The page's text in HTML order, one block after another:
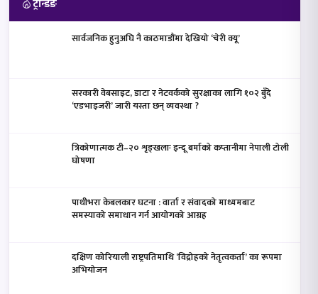
ट्रेन्डिङ
सार्वजनिक हुनुअघि नै काठमाडौंमा देखियो ‘चेरी क्यू’
सरकारी वेबसाइट, डाटा र नेटवर्कको सुरक्षाका लागि १०२ बुँदे
‘एडभाइजरी’ जारी यस्ता छन् व्यवस्था ?
त्रिकोणात्मक टी–२० शृङ्खलाः इन्दू बर्माको कप्तानीमा नेपाली टोली
घोषणा
पाथीभरा केबलकार घटना : वार्ता र संवादको माध्यमबाट
समस्याको समाधान गर्न आयोगको आग्रह
दक्षिण कोरियाली राष्ट्रपतिमाथि ‘विद्रोहको नेतृत्वकर्ता’ का रूपमा
अभियोजन